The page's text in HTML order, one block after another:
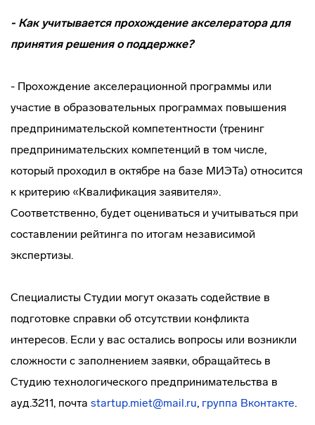
- Как учитывается прохождение акселератора для
принятия решения о поддержке?
- Прохождение акселерационной программы или
участие в образовательных программах повышения
предпринимательской компетентности (тренинг
предпринимательских компетенций в том числе,
который проходил в октябре на базе МИЭТа) относится
к критерию «Квалификация заявителя».
Соответственно, будет оцениваться и учитываться при
составлении рейтинга по итогам независимой
экспертизы.
Специалисты Студии могут оказать содействие в
подготовке справки об отсутствии конфликта
интересов. Если у вас остались вопросы или возникли
сложности с заполнением заявки, обращайтесь в
Студию технологического предпринимательства в
ауд.3211, почта startup.miet@mail.ru, группа Вконтакте.